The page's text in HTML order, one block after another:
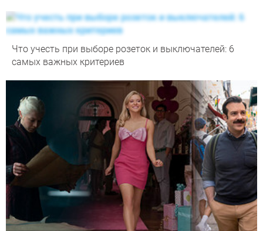
Что учесть при выборе розеток и выключателей: 6
самых важных критериев